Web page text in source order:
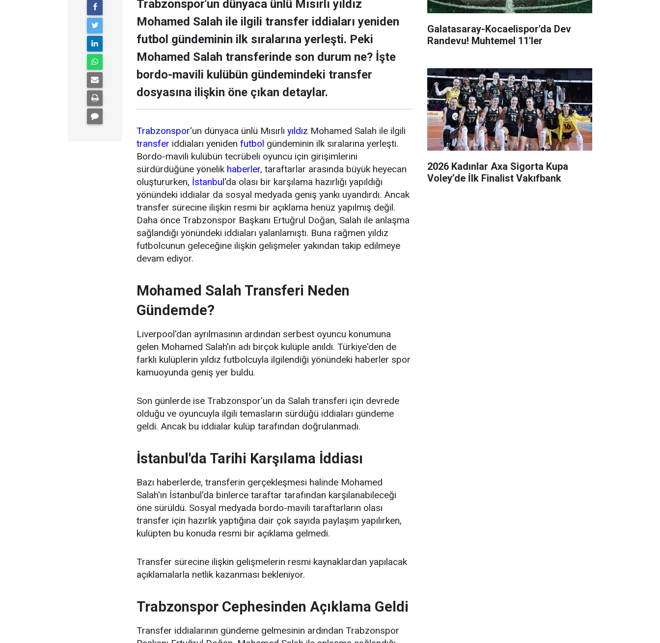
Trabzonspor'un dünyaca ünlü Mısırlı yıldız
Mohamed Salah ile ilgili transfer iddiaları yeniden
futbol gündeminin ilk sıralarına yerleşti. Peki
Mohamed Salah transferinde son durum ne? İşte
bordo-mavili kulübün gündemindeki transfer
dosyasına ilişkin öne çıkan detaylar.
Trabzonspor'un dünyaca ünlü Mısırlı yıldız Mohamed Salah ile ilgili
transfer iddiaları yeniden futbol gündeminin ilk sıralarına yerleşti.
Bordo-mavili kulübün tecrübeli oyuncu için girişimlerini
sürdürdüğüne yönelik haberler, taraftarlar arasında büyük heyecan
oluştururken, İstanbul'da olası bir karşılama hazırlığı yapıldığı
yönündeki iddialar da sosyal medyada geniş yankı uyandırdı. Ancak
transfer sürecine ilişkin resmi bir açıklama henüz yapılmış değil.
Daha önce Trabzonspor Başkanı Ertuğrul Doğan, Salah ile anlaşma
sağlandığı yönündeki iddiaları yalanlamıştı. Buna rağmen yıldız
futbolcunun geleceğine ilişkin gelişmeler yakından takip edilmeye
devam ediyor.
Mohamed Salah Transferi Neden
Gündemde?
Liverpool'dan ayrılmasının ardından serbest oyuncu konumuna
gelen Mohamed Salah'ın adı birçok kulüple anıldı. Türkiye'den de
farklı kulüplerin yıldız futbolcuyla ilgilendiği yönündeki haberler spor
kamuoyunda geniş yer buldu.
Son günlerde ise Trabzonspor'un da Salah transferi için devrede
olduğu ve oyuncuyla ilgili temasların sürdüğü iddiaları gündeme
geldi. Ancak bu iddialar kulüp tarafından doğrulanmadı.
İstanbul'da Tarihi Karşılama İddiası
Bazı haberlerde, transferin gerçekleşmesi halinde Mohamed
Salah'ın İstanbul'da binlerce taraftar tarafından karşılanabileceği
öne sürüldü. Sosyal medyada bordo-mavili taraftarların olası
transfer için hazırlık yaptığına dair çok sayıda paylaşım yapılırken,
kulüpten bu konuda resmi bir açıklama gelmedi.
Transfer sürecine ilişkin gelişmelerin resmi kaynaklardan yapılacak
açıklamalarla netlik kazanması bekleniyor.
Trabzonspor Cephesinden Açıklama Geldi
Transfer iddialarının gündeme gelmesinin ardından Trabzonspor
Galatasaray-Kocaelispor'da Dev
Randevu! Muhtemel 11'ler
2026 Kadınlar Axa Sigorta Kupa
Voley’de İ̇lk Finalist Vakıfbank